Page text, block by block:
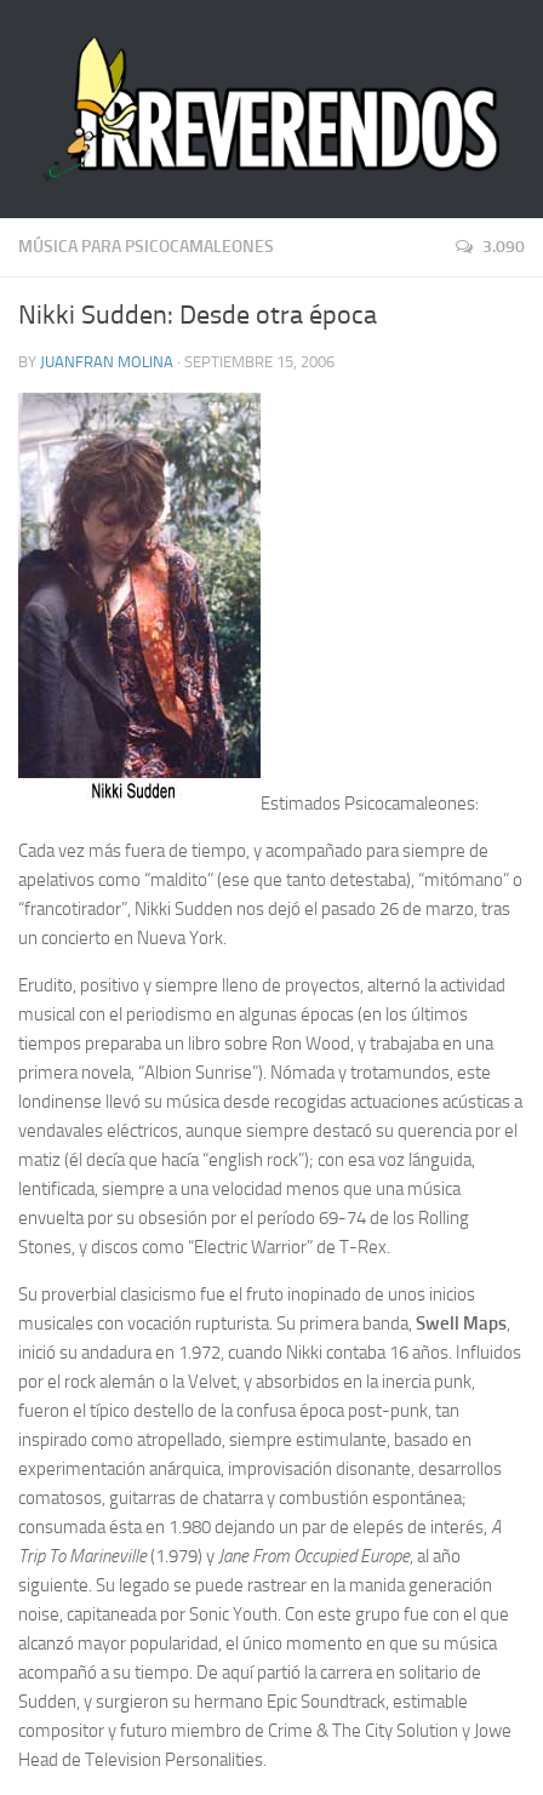
MÚSICA PARA PSICOCAMALEONES 3.090
Nikki Sudden: Desde otra época
BY JUANFRAN MOLINA · SEPTIEMBRE 15, 2006
Estimados Psicocamaleones:
Cada vez más fuera de tiempo, y acompañado para siempre de
apelativos como “maldito” (ese que tanto detestaba), “mitómano” o
“francotirador”, Nikki Sudden nos dejó el pasado 26 de marzo, tras
un concierto en Nueva York.
Erudito, positivo y siempre lleno de proyectos, alternó la actividad
musical con el periodismo en algunas épocas (en los últimos
tiempos preparaba un libro sobre Ron Wood, y trabajaba en una
primera novela, “Albion Sunrise”). Nómada y trotamundos, este
londinense llevó su música desde recogidas actuaciones acústicas a
vendavales eléctricos, aunque siempre destacó su querencia por el
matiz (él decía que hacía “english rock”); con esa voz lánguida,
lentificada, siempre a una velocidad menos que una música
envuelta por su obsesión por el período 69-74 de los Rolling
Stones, y discos como “Electric Warrior” de T-Rex.
Su proverbial clasicismo fue el fruto inopinado de unos inicios
musicales con vocación rupturista. Su primera banda, Swell Maps,
inició su andadura en 1.972, cuando Nikki contaba 16 años. Influidos
por el rock alemán o la Velvet, y absorbidos en la inercia punk,
fueron el típico destello de la confusa época post-punk, tan
inspirado como atropellado, siempre estimulante, basado en
experimentación anárquica, improvisación disonante, desarrollos
comatosos, guitarras de chatarra y combustión espontánea;
consumada ésta en 1.980 dejando un par de elepés de interés, A
Trip To Marineville(1.979) y Jane From Occupied Europe, al año
siguiente. Su legado se puede rastrear en la manida generación
noise, capitaneada por Sonic Youth. Con este grupo fue con el que
alcanzó mayor popularidad, el único momento en que su música
acompañó a su tiempo. De aquí partió la carrera en solitario de
Sudden, y surgieron su hermano Epic Soundtrack, estimable
compositor y futuro miembro de Crime & The City Solution y Jowe
Head de Television Personalities.